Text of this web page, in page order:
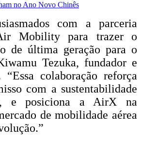
no Ano Novo Chinês
com a parceria
Mobility para trazer o
de última geração para o
Tezuka, fundador e
colaboração reforça
com a sustentabilidade
e posiciona a AirX na
de mobilidade aérea